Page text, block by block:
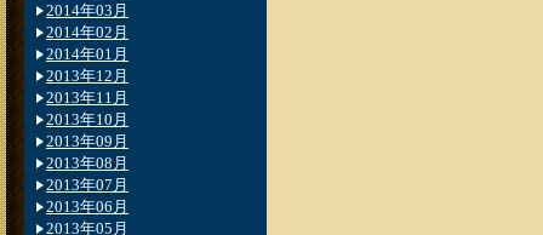
2014年03月
2014年02月
2014年01月
2013年12月
2013年11月
2013年10月
2013年09月
2013年08月
2013年07月
2013年06月
2013年05月